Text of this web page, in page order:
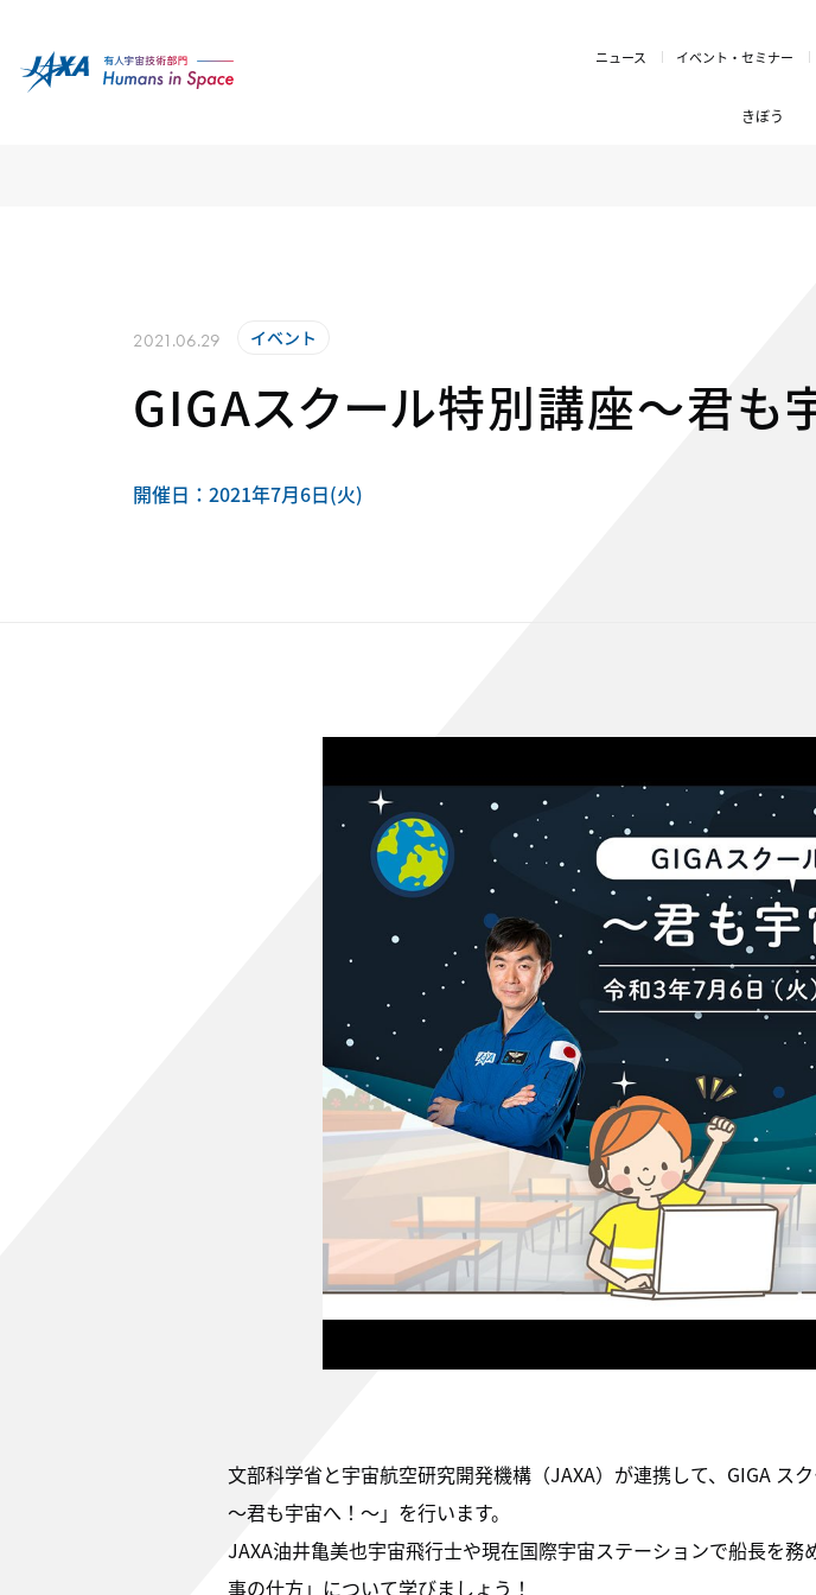
ニュース イベント・セミナー
きぼう
2021.06.29 イベント
GIGAスクール特別講座～君も
開催日：2021年7月6日(火)
文部科学省と宇宙航空研究開発機構（JAXA）が連携して、GIGA ス
～君も宇宙へ！～」を行います。
JAXA油井亀美也宇宙飛行士や現在国際宇宙ステーションで船長を
事の仕方」について学びましょう！